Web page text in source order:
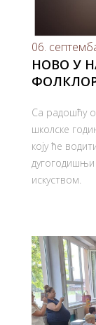
06.
НОВО У
Са радошћу
школске
коју ће
искуством.